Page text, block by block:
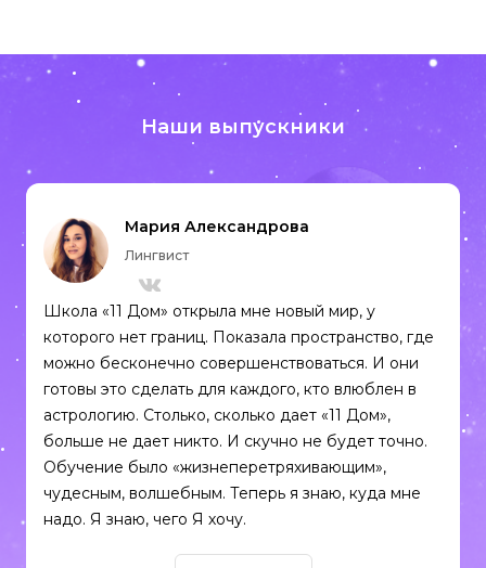
Наши выпускники
Мария Александрова
Лингвист
Школа «11 Дом» открыла мне новый мир, у
которого нет границ. Показала пространство, где
можно бесконечно совершенствоваться. И они
готовы это сделать для каждого, кто влюблен в
астрологию. Столько, сколько дает «11 Дом»,
больше не дает никто. И скучно не будет точно.
Обучение было «жизнеперетряхивающим»,
чудесным, волшебным. Теперь я знаю, куда мне
надо. Я знаю, чего Я хочу.